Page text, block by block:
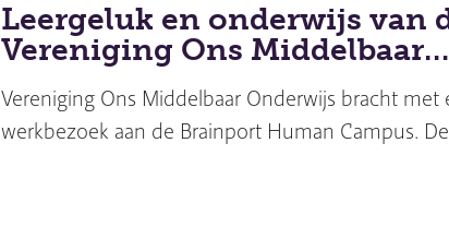
Leergeluk en onderwijs van
Vereniging Ons Middelbaar…
Vereniging Ons Middelbaar Onderwijs bracht
werkbezoek aan de Brainport Human Campus.